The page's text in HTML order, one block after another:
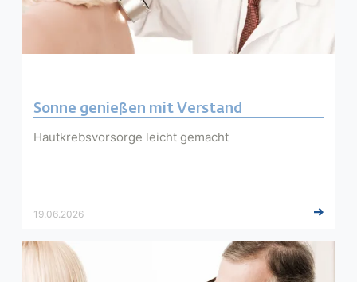
Sonne genießen mit Verstand
Hautkrebsvorsorge leicht gemacht
19.06.2026